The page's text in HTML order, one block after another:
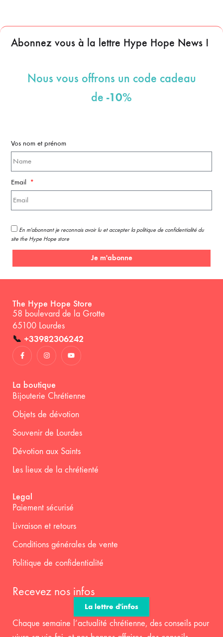
Abonnez vous à la lettre Hype Hope News !
Nous vous offrons un code cadeau
de -10%
Vos nom et prénom
Email
En m'abonnant je reconnais avoir lu et accepter la politique de confidentialité du
site the Hype Hope store
Je m'abonne
The Hype Hope Store
58 boulevard de la Grotte
65100 Lourdes
📞 +33982306242
La boutique
Bijouterie Chrétienne
Objets de dévotion
Souvenir de Lourdes
Dévotion aux Saints
Les lieux de la chrétienté
Legal
Paiement sécurisé
Livraison et retours
Conditions générales de vente
Politique de confidentialité
Recevez nos infos
La lettre d'infos
Chaque semaine l’actualité chrétienne, des conseils pour